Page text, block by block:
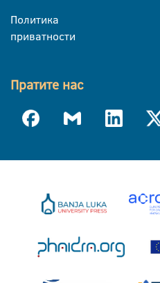
Политика
приватности
Пратите нас